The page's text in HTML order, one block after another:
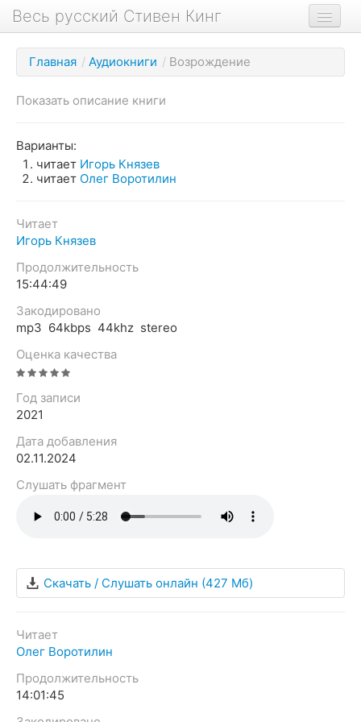
Весь русский Стивен Кинг
Книги
Фильмы
Аудиокниги
Новости Кинга
О проекте
Главная / Аудиокниги / Возрождение
Показать описание книги
Варианты:
читает Игорь Князев
читает Олег Воротилин
Читает
Игорь Князев
Продолжительность
15:44:49
Закодировано
mp3 64kbps 44khz stereo
Оценка качества
Год записи
2021
Дата добавления
02.11.2024
Слушать фрагмент
Скачать / Слушать онлайн (427 Мб)
Читает
Олег Воротилин
Продолжительность
14:01:45